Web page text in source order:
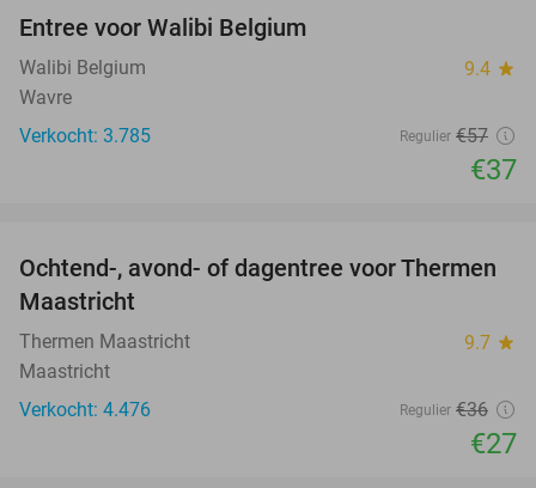
Entree voor Walibi Belgium
Walibi Belgium 9.4 star
Wavre
Verkocht: 3.785
Regulier €57
€37
25%
Ochtend-, avond- of dagentree voor Thermen
Maastricht
Thermen Maastricht 9.7 star
Maastricht
Verkocht: 4.476
Regulier €36
€27